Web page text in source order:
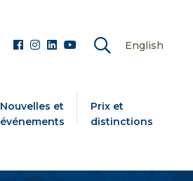
English
Nouvelles et
événements
Prix et
distinctions